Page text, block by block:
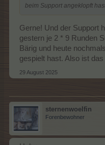
beim Support angeklopft
Gerne! Und der Support
gestern je 2 * 9 Runden
Bärig und heute
gespielt hast. Also ist
29 August 2025
sternenwoelfin
Forenbewohner